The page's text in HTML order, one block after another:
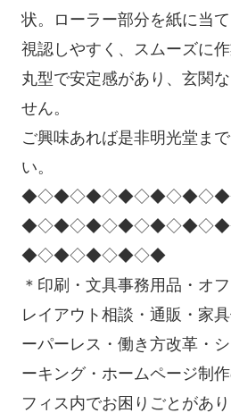
状。ローラー部分を紙に当
視認しやすく、スムーズに
丸型で安定感があり、玄関
せん。
ご興味あれば是非明光堂ま
い。
◆◇◆◇◆◇◆◇◆
＊印刷・文具事務用品・オ
レイアウト相談・通販・家
ーパーレス・働き方改革・
ーキング・ホームページ制
フィス内でお困りごとがあ